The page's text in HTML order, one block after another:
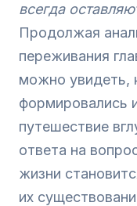
всегда
Продолжая
переживания
можно увидеть,
формировались
путешествие
ответа на
жизни
их